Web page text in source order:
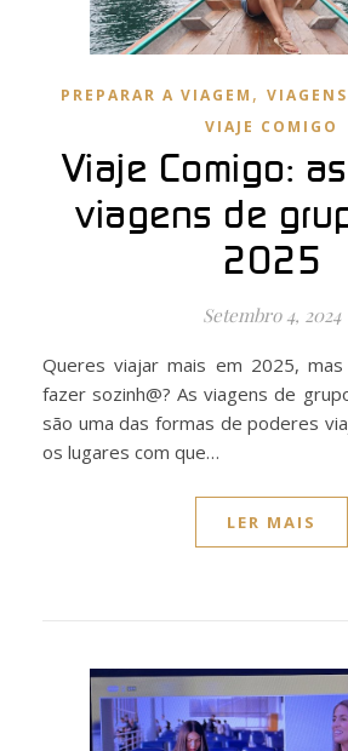
PREPARAR A VIAGEM ,
VIAJE COMIGO
Viaje Comigo:
viagens de
2025
Setembro 4, 2024
Queres viajar mais em 2025, mas tens receio de o
fazer sozinh@? As viagens de
são uma das formas de poderes
os lugares com que…
LER MAIS